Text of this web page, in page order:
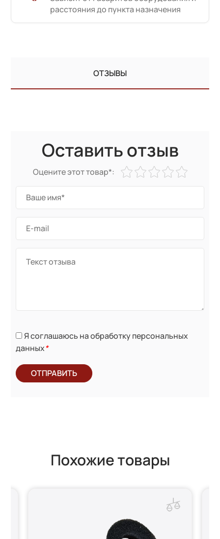
расстояния до пункта назначения
ОТЗЫВЫ
Оставить отзыв
Оцените этот товар*:
Я соглашаюсь на обработку персональных
данных*
ОТПРАВИТЬ
Похожие товары